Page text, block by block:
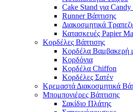
Cake Stand για
Runner Βάπτισης
Διακοσμητικά
Κατασκευές Papier
Κορδέλες Βάπτισης
Κορδέλα Βαμβακερή
Κορδόνια
Κορδέλα Chiffon
Κορδέλες Σατέν
Κρεμαστά Διακοσμητικά
Μπομπονιέρες Βάπτισης
Σακίδιο Πλάτης